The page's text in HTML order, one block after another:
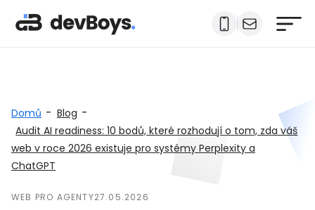
Domů - Blog -
Audit AI readiness: 10 bodů, které rozhodují o tom, zda váš
web v roce 2026 existuje pro systémy Perplexity a
ChatGPT
WEB PRO AGENTY27.05.2026